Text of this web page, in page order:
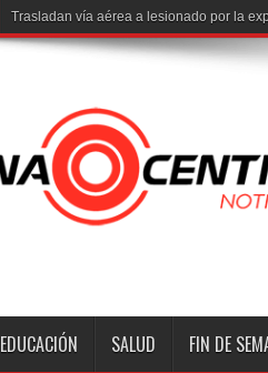
Trasladan vía aérea a lesionado por la
EDUCACIÓN SALUD FIN DE